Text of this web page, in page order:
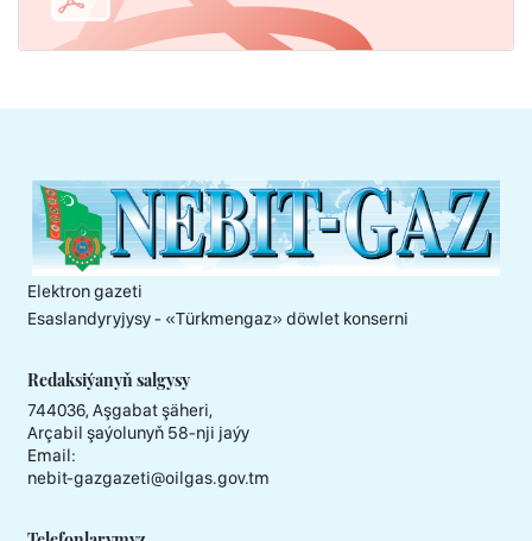
Elektron gazeti
Esaslandyryjysy - «Тürkmengaz» döwlet konserni
Redaksiýanyň salgysy
744036, Aşgabat şäheri,
Arçabil şaýolunyň 58-nji jaýy
Email:
nebit-gazgazeti@oilgas.gov.tm